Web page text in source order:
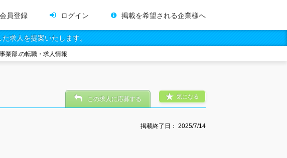
会員登録 ログイン 掲載を希望される企業様へ
求人を提案いたします。
業部.の転職・求人情報
掲載終了日： 2025/7/14
気になる
この求人に応募する